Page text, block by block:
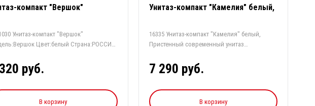
компакт "Вершок"
Унитаз-компакт "Вершок"
Цвет:белый Страна:РОССИЯ
руб.
В корзину
Унитаз-компакт "Камелия" белый,
16335 Унитаз-компакт "Камелия" белый,
Пристенный современный унитаз
7 290 руб.
В корзину